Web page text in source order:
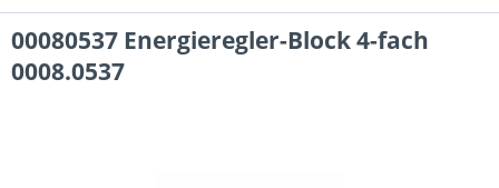
00080537 Energieregler-Block 4-fach
0008.0537